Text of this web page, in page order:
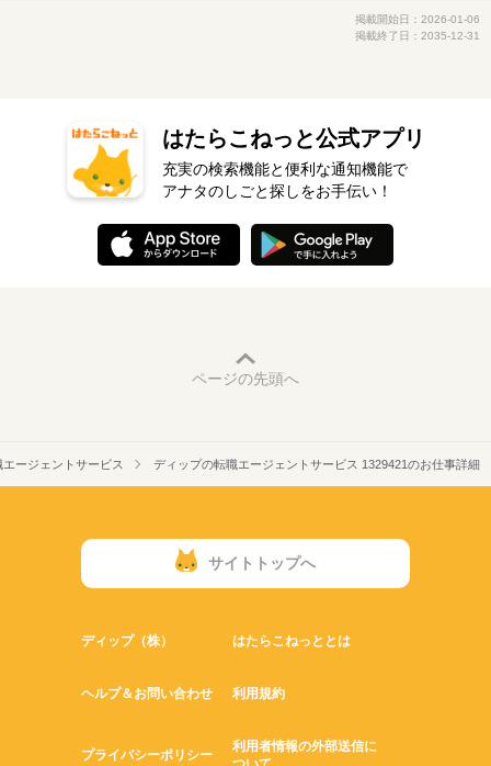
掲載開始日：2026-01-06
掲載終了日：2035-12-31
はたらこねっと公式アプリ
充実の検索機能と便利な通知機能で
アナタのしごと探しをお手伝い！
ページの先頭へ
ージェントサービス ディップの転職エージェントサービス 1329421のお仕事詳細
サイトトップへ
ディップ（株） はたらこねっととは
ヘルプ＆お問い合わせ 利用規約
プライバシーポリシー
利用者情報の外部送信に